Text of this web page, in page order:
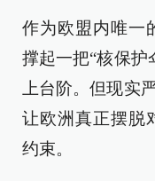
作为欧盟内唯一
撑起一把“核保护
上台阶。但现实
让欧洲真正摆脱
约束。